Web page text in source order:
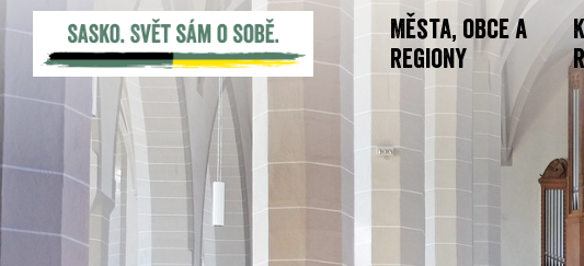
Města, obce a
regiony